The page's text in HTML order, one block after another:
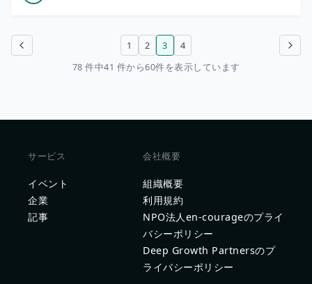
前のページ 次のページ
1 2 3
4
78 件中41 件から60件を表示しています
サービス
イベント
企業
記事
会社概要
組織概要
利用規約
NPO法人en-courageのプライ
バシーポリシー
Deep Growth Partnersのプ
ライバシーポリシー